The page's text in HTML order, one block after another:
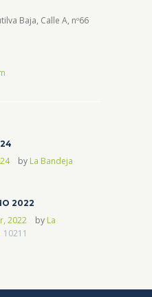
Baja, Calle A, nº66
by La Bandeja
2022
2022 by La
10211